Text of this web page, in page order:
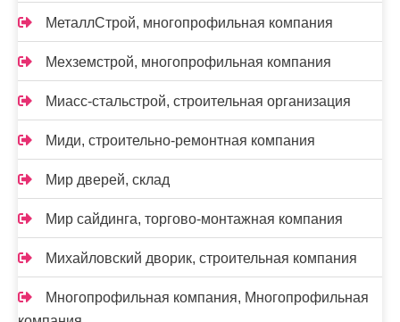
МеталлСтрой, многопрофильная компания
Мехземстрой, многопрофильная компания
Миасс-cтальстрой, строительная организация
Миди, строительно-ремонтная компания
Мир дверей, склад
Мир сайдинга, торгово-монтажная компания
Михайловский дворик, строительная компания
Многопрофильная компания, Многопрофильная